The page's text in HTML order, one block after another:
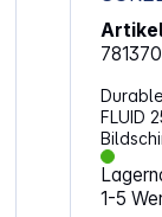
781370
Durable
FLUID
y
für die
1-5